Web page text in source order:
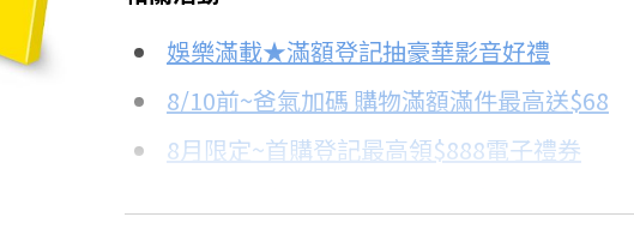
分期數
3期
每期金額
$246
配合銀行
18家銀行
娛樂滿載★滿額登記抽豪華影音好禮
8/10前~爸氣加碼 購物滿額滿件最高送$68
8月限定~首購登記最高領$888電子禮券